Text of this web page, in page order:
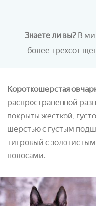
Знаете ли вы? В
более трехсот
Короткошерстая
распространенной
покрыты жесткой,
шерстью с густым
тигровый с
полосами.